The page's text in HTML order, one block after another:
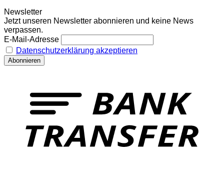
Newsletter
Jetzt unseren Newsletter abonnieren und keine News
verpassen.
E-Mail-Adresse
Datenschutzerklärung akzeptieren